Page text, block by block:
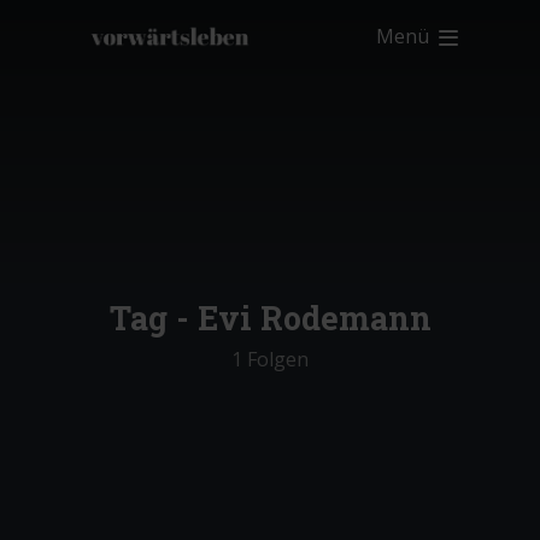
Menü
Tag - Evi Rodemann
1 Folgen